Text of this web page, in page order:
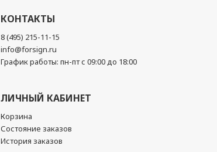
КОНТАКТЫ
8 (495) 215-11-15
info@forsign.ru
График работы: пн-пт с 09:00 до 18:00
ЛИЧНЫЙ КАБИНЕТ
Корзина
Состояние заказов
История заказов